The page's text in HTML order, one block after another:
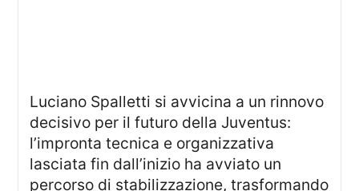
Luciano Spalletti si avvicina a un rinnovo
decisivo per il futuro della Juventus:
l’impronta tecnica e organizzativa
lasciata fin dall’inizio ha avviato un
percorso di stabilizzazione, trasformando